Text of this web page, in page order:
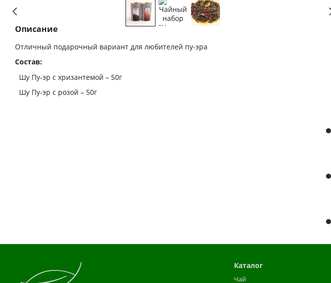
Описание
Отличный подарочный вариант для любителей пу-эра
Состав:
Шу Пу-эр с хризантемой – 50г
Шу Пу-эр с розой – 50г
Каталог
Чай